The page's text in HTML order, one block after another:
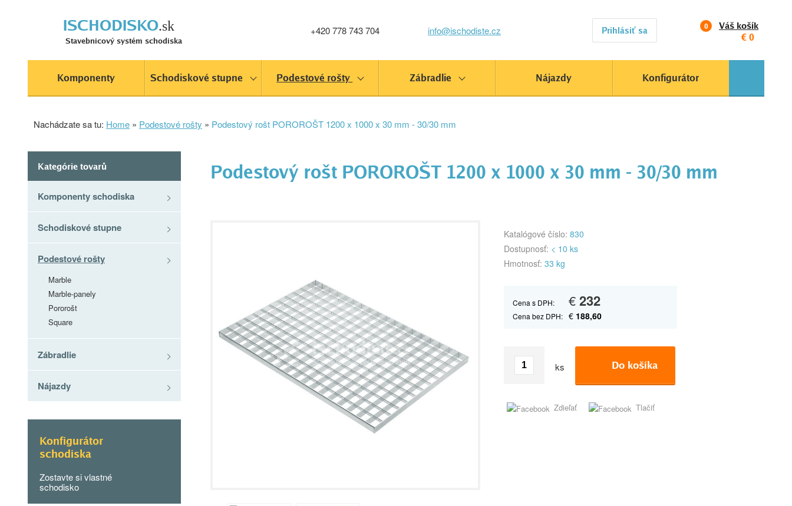
ISCHODISKO.sk
Stavebnicový systém schodiska
+420 778 743 704 info@ischodiste.cz Prihlásiť sa Váš košík
0
€ 0
Komponenty Schodiskové stupne Podestové rošty Zábradlie Nájazdy Konfigurátor
Nachádzate sa tu: Home » Podestové rošty » Podestový rošt POROROŠT 1200 x 1000 x 30 mm - 30/30 mm
Podestový rošt POROROŠT 1200 x 1000 x 30 mm - 30/30 mm
Katalógové číslo: 830
Dostupnosť: < 10 ks
Hmotnosť: 33 kg
Cena s DPH: €232
Cena bez DPH: € 188,60
ks Do košíka
Zdieľať Tlačiť
Kategórie tovarů
Komponenty schodiska
Schodiskové stupne
Podestové rošty
Marble
Marble-panely
Pororošt
Square
Zábradlie
Nájazdy
Konfigurátor
schodiska
Zostavte si vlastné
schodisko